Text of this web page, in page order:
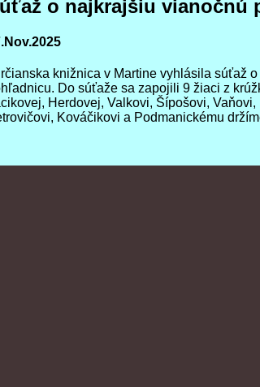
o najkrajšiu vianočnú
knižnica v Martine vyhlásila súťaž
Do súťaže sa zapojili 9 žiaci z
Herdovej, Valkovi, Šípošovi, Vaňovi,
Kováčikovi a Podmanickému
o najkrajšiu vianočnú
knižnica v Martine vyhlásila súťaž
Do súťaže sa zapojili 9 žiaci z
Herdovej, Valkovi, Šípošovi, Vaňovi,
Kováčikovi a Podmanickému